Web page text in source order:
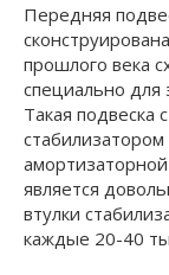
Передняя
прошлого века
специально
Такая подвеска
является
втулки
каждые 20-40